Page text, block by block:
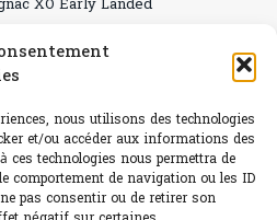
nous utilisons des technologies
et/ou accéder aux informations des
ces technologies nous permettra de
comportement de navigation ou les ID
pas consentir ou de retirer son
XO Early Landed
l’heure espagnole » ?